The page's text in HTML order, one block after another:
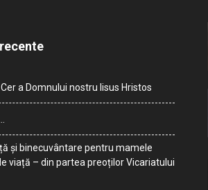
a Domnului nostru Iisus Hristos
și binecuvântare pentru mamele
viață – din partea preoților Vicariatului